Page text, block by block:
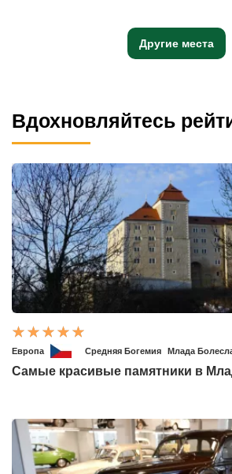
Другие места
Вдохновляйтесь
Европа Средняя Богемия Млада
Самые красивые памятники в